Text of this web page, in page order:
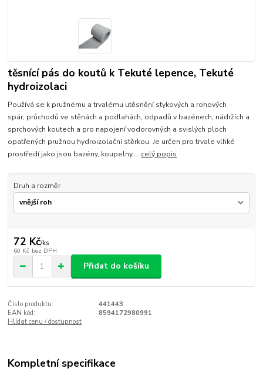
těsnící pás do koutů k Tekuté lepence, Tekuté
hydroizolaci
Používá se k pružnému a trvalému utěsnění stykových a rohových
spár, průchodů ve stěnách a podlahách, odpadů v bazénech, nádržích a
sprchových koutech a pro napojení vodorovných a svislých ploch
opatřených pružnou hydroizolační stěrkou. Je určen pro trvale vlhké
prostředí jako jsou bazény, koupelny,... celý popis
Druh a rozměr
72 Kč/ks
60 Kč bez DPH
Přidat do košíku
Číslo produktu:
441443
EAN kód:
8594172980991
Hlídat cenu / dostupnost
Kompletní specifikace